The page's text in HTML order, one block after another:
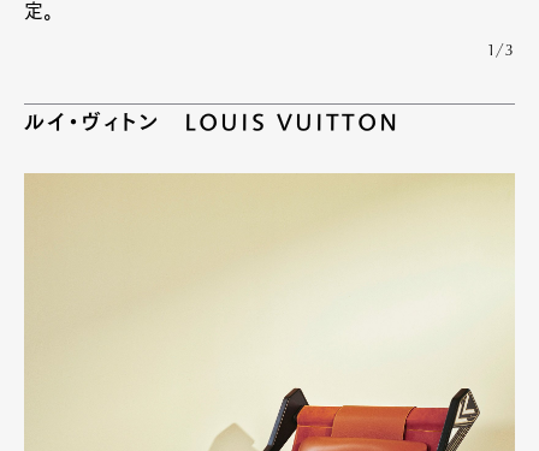
定。
1/3
ルイ・ヴィトン LOUIS VUITTON